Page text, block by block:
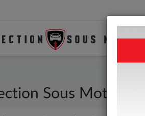
Sous Moteur